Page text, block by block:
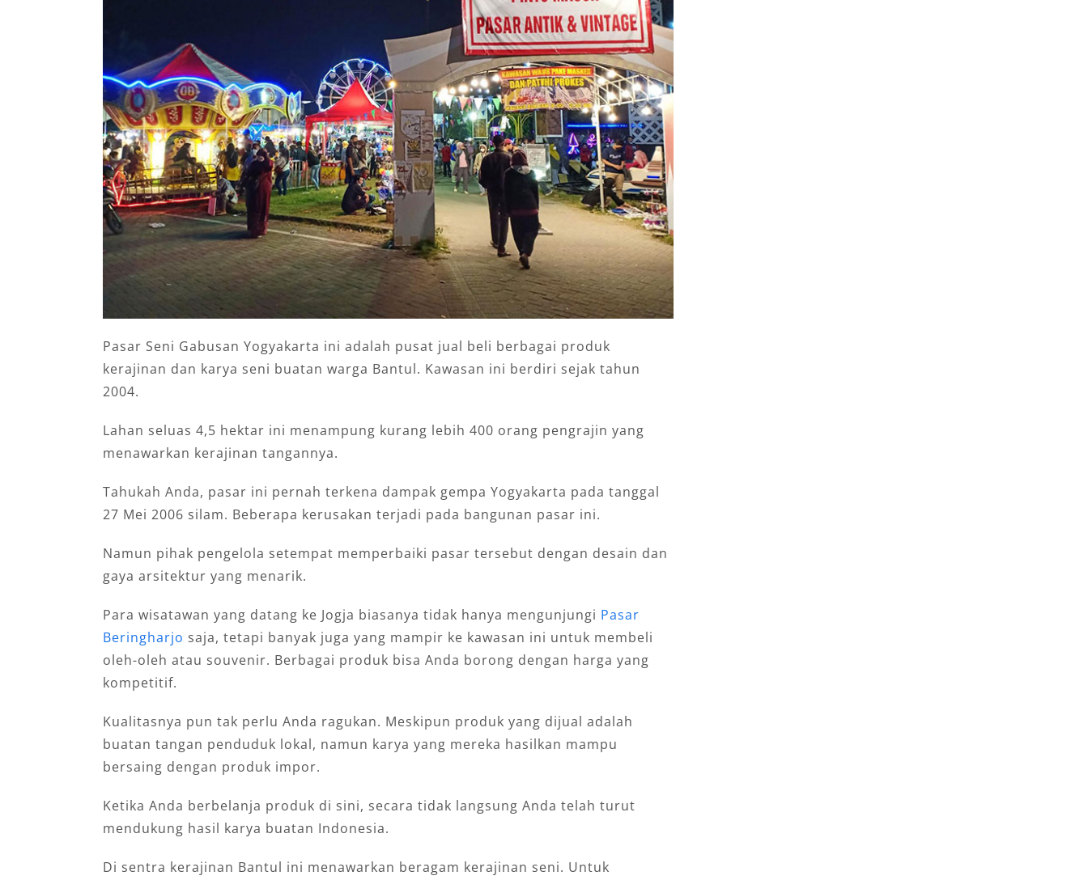
Pasar Seni Gabusan Yogyakarta ini adalah pusat jual beli berbagai produk
kerajinan dan karya seni buatan warga Bantul. Kawasan ini berdiri sejak tahun
2004.
Lahan seluas 4,5 hektar ini menampung kurang lebih 400 orang pengrajin yang
menawarkan kerajinan tangannya.
Tahukah Anda, pasar ini pernah terkena dampak gempa Yogyakarta pada tanggal
27 Mei 2006 silam. Beberapa kerusakan terjadi pada bangunan pasar ini.
Namun pihak pengelola setempat memperbaiki pasar tersebut dengan desain dan
gaya arsitektur yang menarik.
Para wisatawan yang datang ke Jogja biasanya tidak hanya mengunjungi Pasar
Beringharjo saja, tetapi banyak juga yang mampir ke kawasan ini untuk membeli
oleh-oleh atau souvenir. Berbagai produk bisa Anda borong dengan harga yang
kompetitif.
Kualitasnya pun tak perlu Anda ragukan. Meskipun produk yang dijual adalah
buatan tangan penduduk lokal, namun karya yang mereka hasilkan mampu
bersaing dengan produk impor.
Ketika Anda berbelanja produk di sini, secara tidak langsung Anda telah turut
mendukung hasil karya buatan Indonesia.
Di sentra kerajinan Bantul ini menawarkan beragam kerajinan seni. Untuk